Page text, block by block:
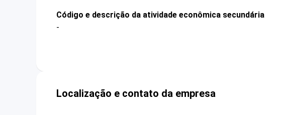
Código e descrição da atividade econômica secundária
-
Localização e contato da empresa